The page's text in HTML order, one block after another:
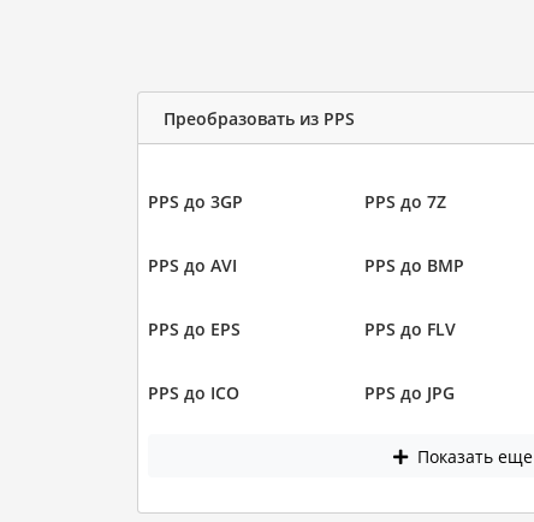
Преобразовать из PPS
PPS до 3GP PPS до 7Z
PPS до AVI PPS до BMP
PPS до EPS PPS до FLV
PPS до ICO PPS до JPG
Показать еще